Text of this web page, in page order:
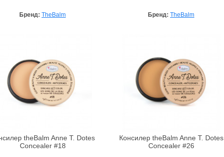
Бренд: TheBalm Бренд: TheBalm
theBalm Anne T. Dotes
Concealer #18
Консилер theBalm Anne T. Dotes
Concealer #26